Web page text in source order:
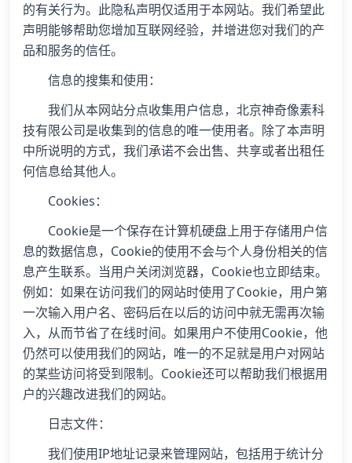
的有关行为。此隐私声明仅适用于本网站。我们希望此
声明能够帮助您增加互联网经验，并增进您对我们的产
品和服务的信任。
信息的搜集和使用：
我们从本网站分点收集用户信息，北京神奇像素科
技有限公司是收集到的信息的唯一使用者。除了本声明
中所说明的方式，我们承诺不会出售、共享或者出租任
何信息给其他人。
Cookies：
Cookie是一个保存在计算机硬盘上用于存储用户信
息的数据信息，Cookie的使用不会与个人身份相关的信
息产生联系。当用户关闭浏览器，Cookie也立即结束。
例如：如果在访问我们的网站时使用了Cookie，用户第
一次输入用户名、密码后在以后的访问中就无需再次输
入，从而节省了在线时间。如果用户不使用Cookie，他
仍然可以使用我们的网站，唯一的不足就是用户对网站
的某些访问将受到限制。Cookie还可以帮助我们根据用
户的兴趣改进我们的网站。
日志文件：
我们使用IP地址记录来管理网站，包括用于统计分